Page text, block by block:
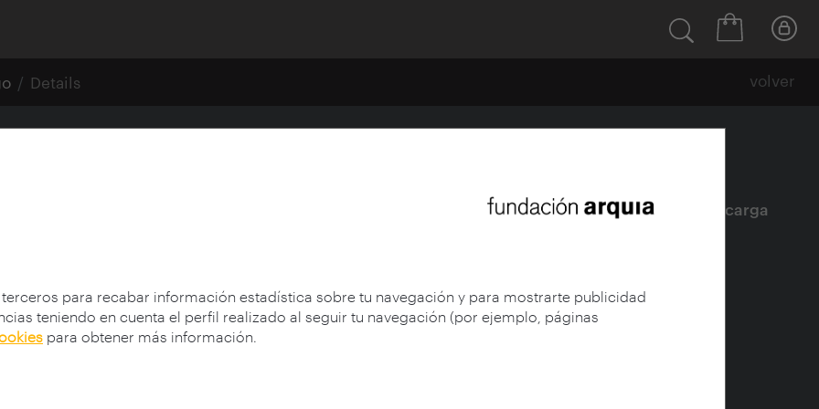
para recabar información estadística sobre tu navegación y para mostrarte publicidad
teniendo en cuenta el perfil realizado al seguir tu navegación (por ejemplo, páginas
para obtener más información.
Details volver
Ficha| Descarga